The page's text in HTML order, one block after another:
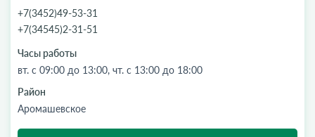
+7(3452)49-53-31
+7(34545)2-31-51
Часы работы
вт. с 09:00 до 13:00, чт. с 13:00 до 18:00
Район
Аромашевское